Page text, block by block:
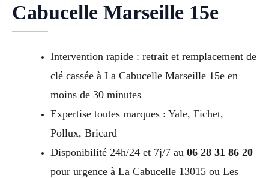
Cabucelle Marseille 15e
Intervention rapide : retrait et remplacement de
clé cassée à La Cabucelle Marseille 15e en
moins de 30 minutes
Expertise toutes marques : Yale, Fichet,
Pollux, Bricard
Disponibilité 24h/24 et 7j/7 au 06 28 31 86 20
pour urgence à La Cabucelle 13015 ou Les